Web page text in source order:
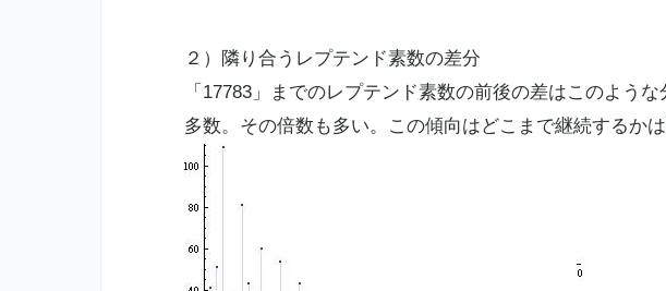
２）隣り合うレプテンド素数の差分
「17783」までのレプテンド素数の前後の差はこのよう
多数。その倍数も多い。この傾向はどこまで継続するか